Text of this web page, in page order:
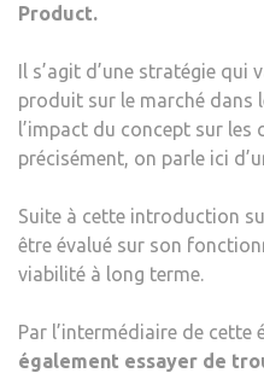
Product.
Il s’agit d’une stratégie qui
produit sur le marché dans
l’impact du concept sur les
précisément, on parle ici
Suite à cette introduction
être évalué sur son
viabilité à long terme.
Par l’intermédiaire de cette
également essayer de